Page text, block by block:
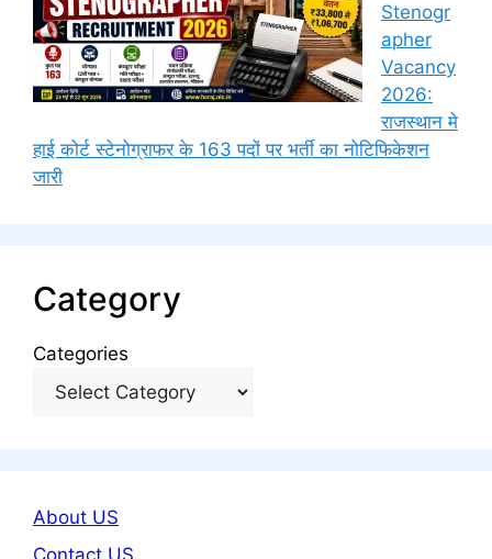
Stenogr
apher
Vacancy
2026:
राजस्थान मे
हाई कोर्ट स्टेनोग्राफर के 163 पदों पर भर्ती का नोटिफिकेशन
जारी
Category
Categories
About US
Contact US